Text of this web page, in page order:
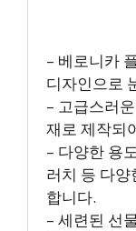
– 베로니카
디자인으로
– 고급스러
재로 제작되
– 다양한 용
러치 등 다
합니다.
– 세련된 선